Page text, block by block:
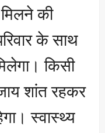
की
के साथ
किसी
शांत रहकर
स्वास्थ्य